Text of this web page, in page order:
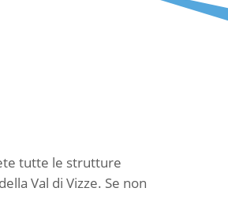
tutte le strutture
Val di Vizze. Se non